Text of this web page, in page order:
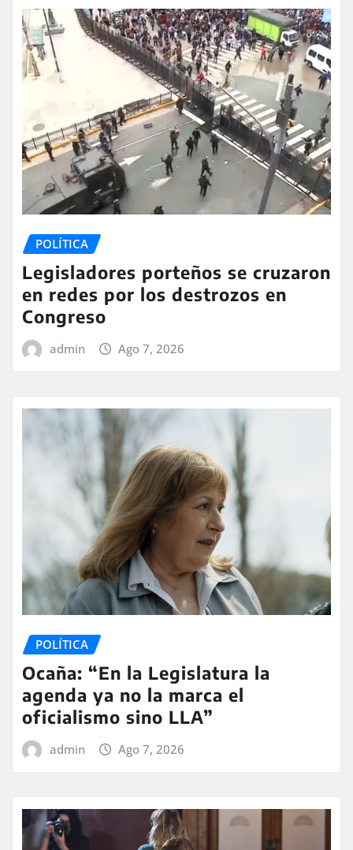
POLÍTICA
Legisladores porteños se cruzaron
en redes por los destrozos en
Congreso
admin Ago 7, 2026
POLÍTICA
Ocaña: “En la Legislatura la
agenda ya no la marca el
oficialismo sino LLA”
admin Ago 7, 2026